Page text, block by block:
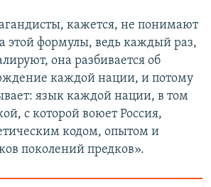
кажется, не понимают
этой формулы, ведь каждый раз,
она разбивается об
каждой нации, и потому
язык каждой нации, в том
с которой воюет Россия,
кодом, опытом и
поколений предков».